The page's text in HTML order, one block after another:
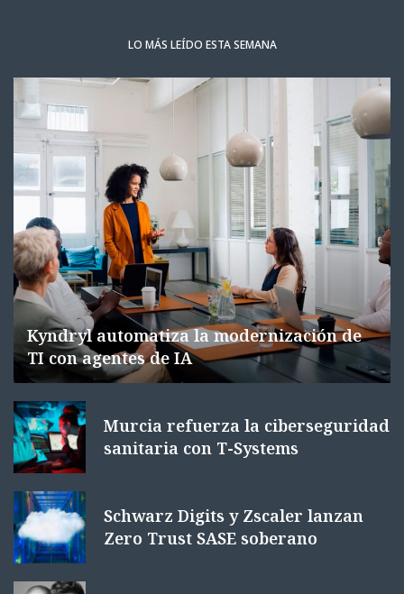
LO MÁS LEÍDO ESTA SEMANA
Kyndryl automatiza la modernización de
TI con agentes de IA
Murcia refuerza la ciberseguridad
sanitaria con T-Systems
Schwarz Digits y Zscaler lanzan
Zero Trust SASE soberano